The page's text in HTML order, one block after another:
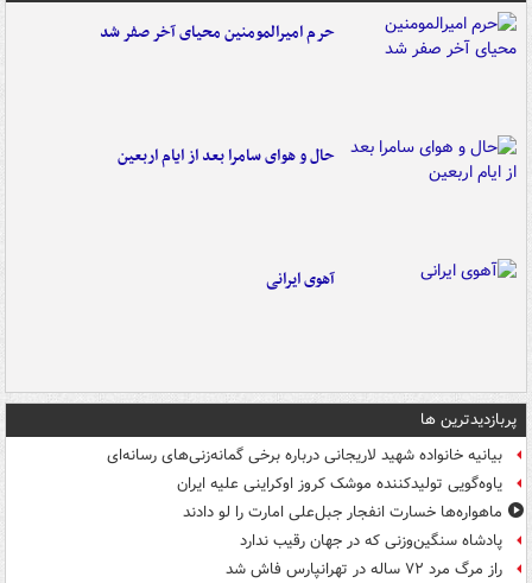
حرم امیرالمومنین محیای آخر صفر شد
حال و هوای سامرا بعد از ایام اربعین
آهوی ایرانی
پربازدیدترین ها
بیانیه خانواده شهید لاریجانی درباره برخی گمانه‌زنی‌های رسانه‌ای
یاوه‌گویی تولیدکننده موشک کروز اوکراینی علیه ایران
ماهواره‌ها خسارت انفجار جبل‌علی امارت را لو دادند
پادشاه سنگین‌وزنی که در جهان رقیب ندارد
راز مرگ مرد ۷۲ ساله در تهرانپارس فاش شد